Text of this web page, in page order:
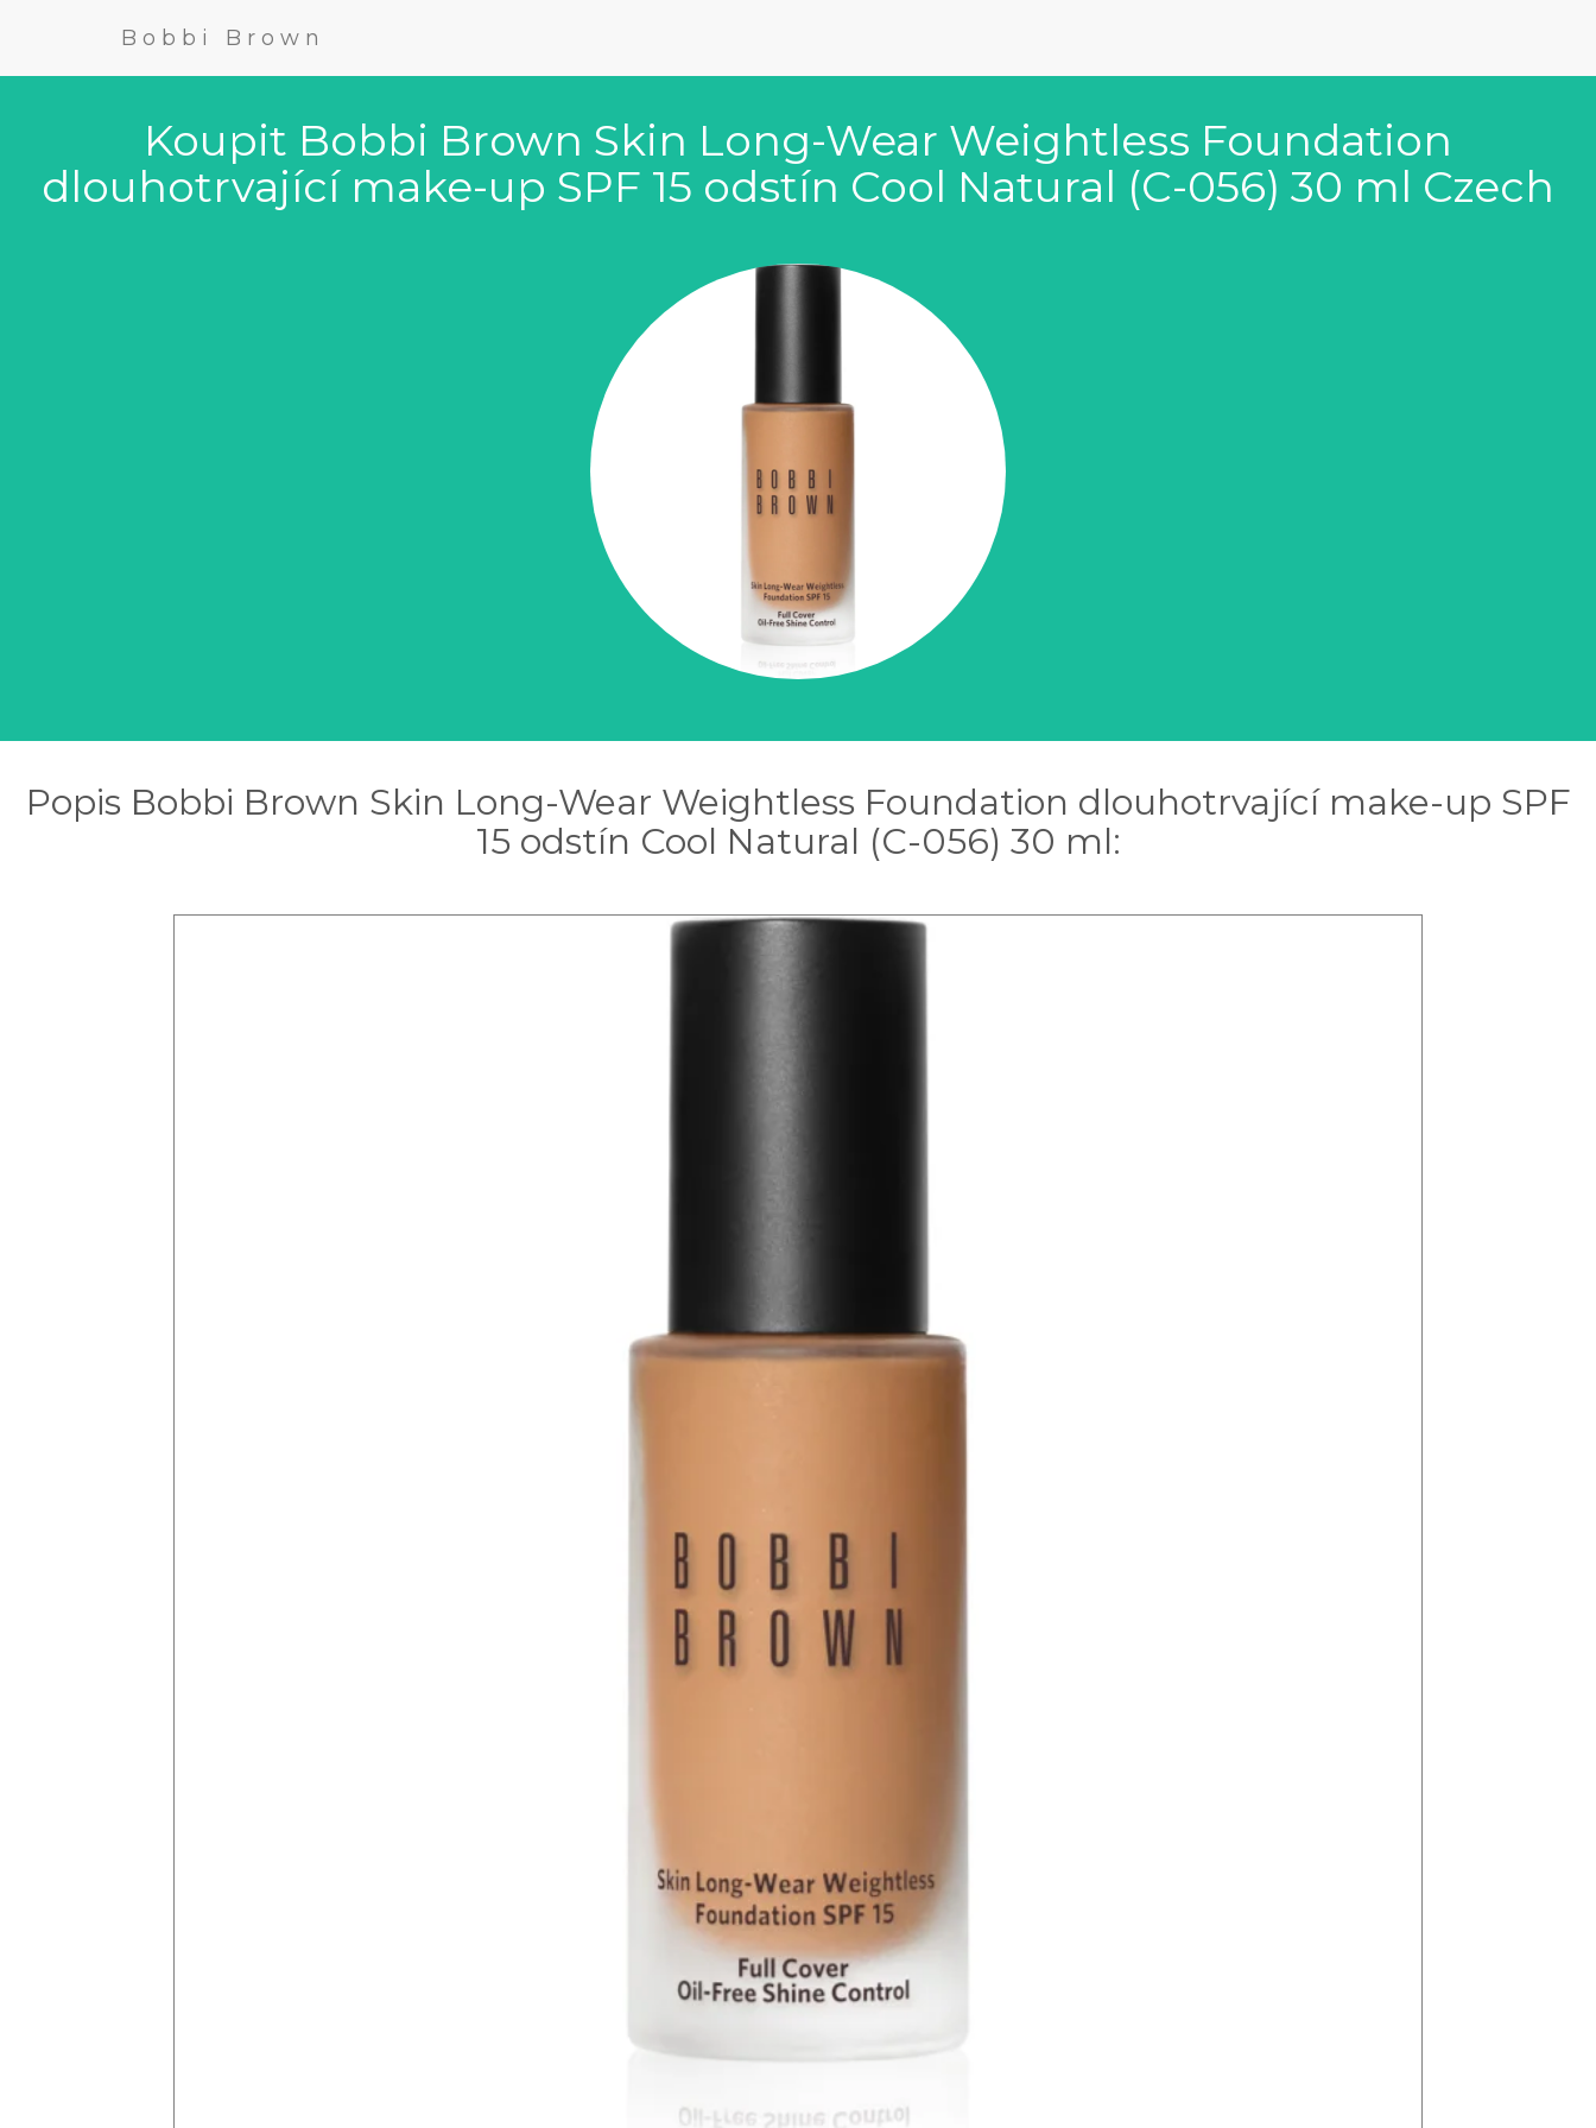
Bobbi Brown
Koupit Bobbi Brown Skin Long-Wear Weightless Foundation
dlouhotrvající make-up SPF 15 odstín Cool Natural (C-056) 30 ml Czech
Popis Bobbi Brown Skin Long-Wear Weightless Foundation dlouhotrvající make-up SPF
15 odstín Cool Natural (C-056) 30 ml: